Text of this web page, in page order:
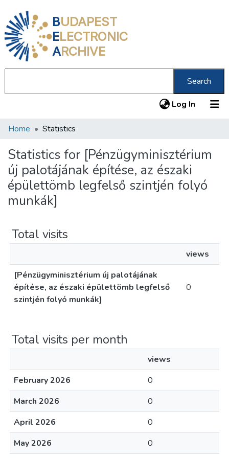
BUDAPEST
ELECTRONIC
ARCHIVE
Search
Log In (current)
Communities & Collections
All of DSpace
About us
Home Statistics
Statistics for [Pénzügyminisztérium
új palotájának építése, az északi
épülettömb legfelső szintjén folyó
munkák]
Total visits
views
[Pénzügyminisztérium új palotájának
építése, az északi épülettömb legfelső
szintjén folyó munkák]
0
Total visits per month
views
February 2026
0
March 2026
0
April 2026
0
May 2026
0